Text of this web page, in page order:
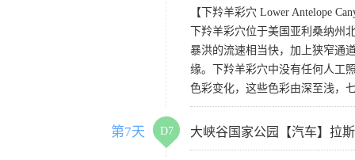
【下羚羊彩穴 Lower Antelope
下羚羊彩穴位于美国亚利桑纳
暴洪的流速相当快，加上狭窄通
缘。下羚羊彩穴中没有任何人工
色彩变化，这些色彩由深至浅，
第7天 D7 大峡谷国家公园【汽车】拉